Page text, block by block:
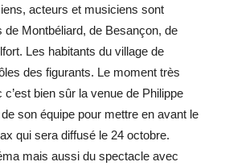
acteurs et musiciens sont
Montbéliard, de Besançon, de
Les habitants du village de
des figurants. Le moment très
bien sûr la venue de Philippe
son équipe pour mettre en avant le
qui sera diffusé le 24 octobre.
mais aussi du spectacle avec